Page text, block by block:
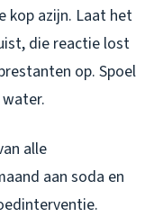
kop azijn. Laat het
die reactie lost
op. Spoel
alle
aan soda en